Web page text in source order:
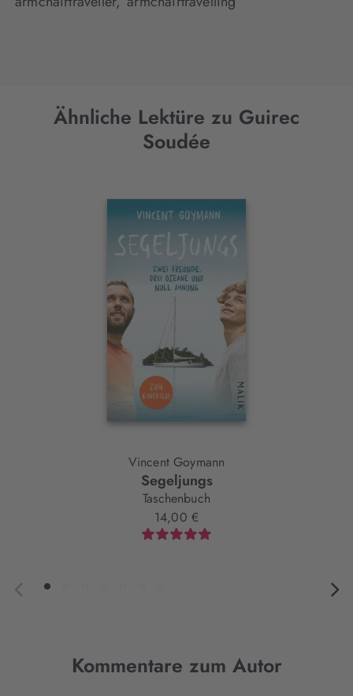
Ähnliche Lektüre zu Guirec
Soudée
Vincent Goymann
Segeljungs
Taschenbuch
14,00 €
Kommentare zum Autor